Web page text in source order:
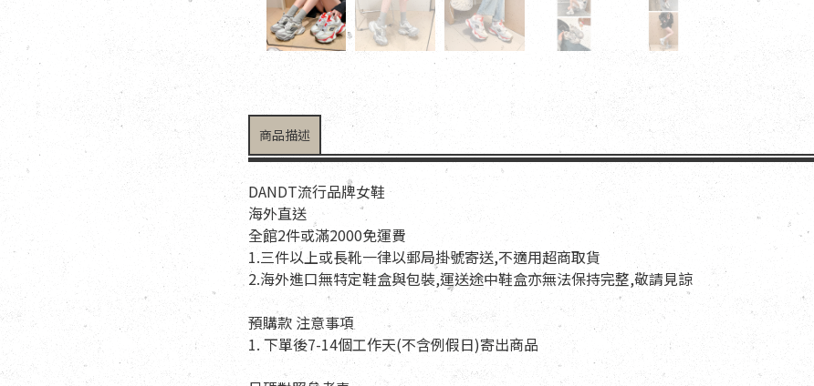
商品描述
DANDT流行品牌女鞋
海外直送
全館2件或滿2000免運費
1.三件以上或長靴一律以郵局掛號寄送,不適用超商取貨
2.海外進口無特定鞋盒與包裝,運送途中鞋盒亦無法保持完整,敬請見諒
預購款 注意事項
1. 下單後7-14個工作天(不含例假日)寄出商品